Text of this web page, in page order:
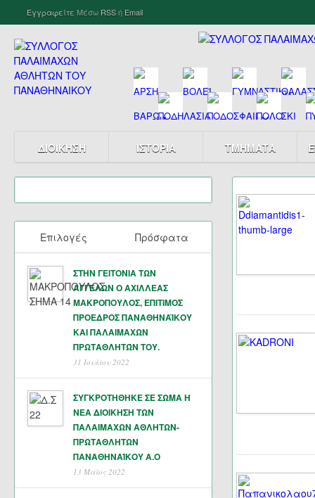
Εγγραφείτε Μέσω RSSή Email
ΔΙΟΙΚΗΣΗ ΙΣΤΟΡΙΑ ΤΜΗΜΑΤΑ
Επιλογές Πρόσφατα
ΣΤΗΝ ΓΕΙΤΟΝΙΑ ΤΩΝ
ΑΓΓΕΛΩΝ Ο ΑΧΙΛΛΕΑΣ
ΜΑΚΡΟΠΟΥΛΟΣ, ΕΠΙΤΙΜΟΣ
ΠΡΟΕΔΡΟΣ ΠΑΝΑΘΗΝΑΪΚΟΥ
ΚΑΙ ΠΑΛΑΙΜΑΧΩΝ
ΠΡΩΤΑΘΛΗΤΏΝ ΤΟΥ.
31 Ιουλίου 2022
ΣΥΓΚΡΟΤΗΘΗΚΕ ΣΕ ΣΩΜΑ Η
ΝΕΑ ΔΙΟΙΚΗΣΗ ΤΩΝ
ΠΑΛΑΙΜΑΧΩΝ ΑΘΛΗΤΩΝ-
ΠΡΩΤΑΘΛΗΤΩΝ
ΠΑΝΑΘΗΝΑΊΚΟΥ Α.Ο
13 Μάϊος 2022